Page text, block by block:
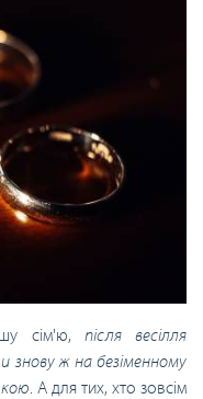
сім'ю,після весілля
ж на безіменному
. А для тих, хто зовсім